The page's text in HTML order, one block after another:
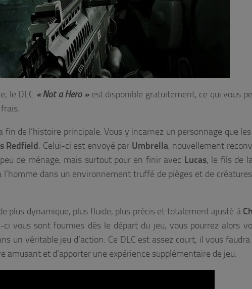
le DLC « Not a Hero »est disponible gratuitement, ce qui vous
de l’histoire principale. Vous y incarnez un personnage que
Redfield. Celui-ci est envoyé par Umbrella, nouvellement
de ménage, mais surtout pour en finir avec Lucas, le fils de
l’homme dans un environnement truffé de pièges et de
plus dynamique, plus fluide, plus précis et totalement ajusté à
vous sont fournies dès le départ du jeu, vous pourrez alors
un véritable jeu d’action. Ce DLC est assez court, il vous
amusant et d’apporter une expérience supplémentaire de jeu.